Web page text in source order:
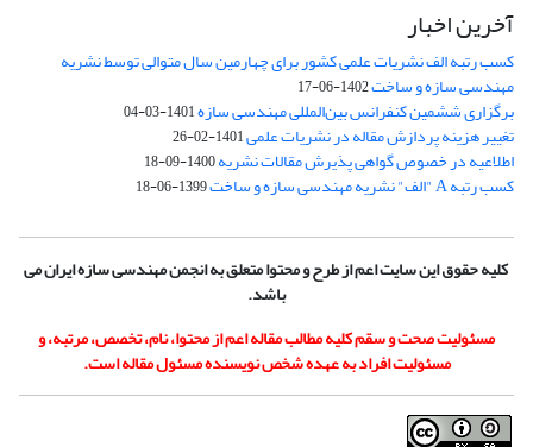
آخرین اخبار
کسب رتبه الف نشریات علمی کشور برای چهارمین سال متوالی توسط نشریه
مهندسی سازه و ساخت1402-06-17
برگزاری ششمین کنفرانس بین‌المللی مهندسی سازه1401-03-04
تغییر هزینه پردازش مقاله در نشریات علمی1401-02-26
اطلاعیه در خصوص گواهی پذیرش مقالات نشریه1400-09-18
کسب رتبه A "الف" نشریه مهندسی سازه و ساخت 1399-06-18
کلیه حقوق این سایت اعم از طرح و محتوا متعلق به انجمن مهندسی سازه ایران می
باشد.
مسئولیت صحت و سقم کلیه مطالب مقاله اعم از محتوا، نام، تخصص، مرتبه، و
مسئولیت افراد به عهده شخص نویسنده مسئول مقاله است.